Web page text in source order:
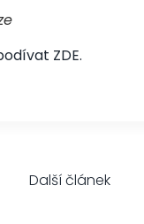
ZDE.
Další článek